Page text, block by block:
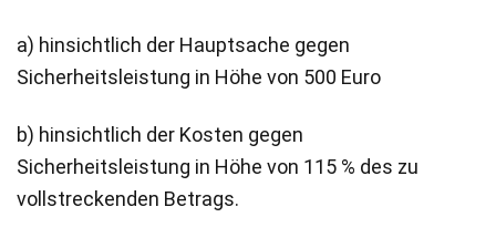
a) hinsichtlich der Hauptsache gegen
Sicherheitsleistung in Höhe von 500 Euro
b) hinsichtlich der Kosten gegen
Sicherheitsleistung in Höhe von 115 % des zu
vollstreckenden Betrags.